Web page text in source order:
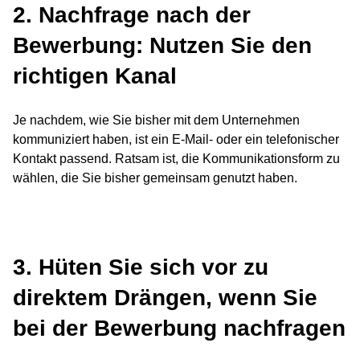
2. Nachfrage nach der
Bewerbung: Nutzen Sie den
richtigen Kanal
Je nachdem, wie Sie bisher mit dem Unternehmen
kommuniziert haben, ist ein E-Mail- oder ein telefonischer
Kontakt passend. Ratsam ist, die Kommunikationsform zu
wählen, die Sie bisher gemeinsam genutzt haben.
3. Hüten Sie sich vor zu
direktem Drängen, wenn Sie
bei der Bewerbung nachfragen